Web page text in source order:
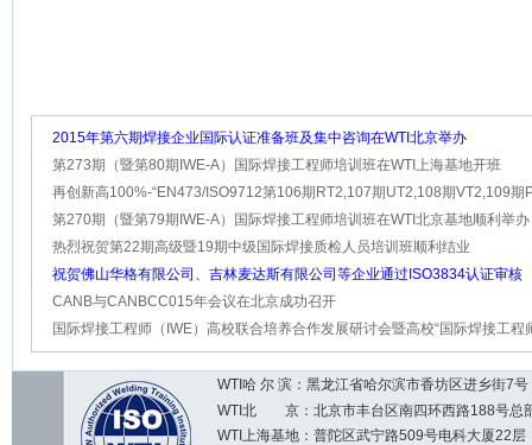
2015年第六期焊接企业国际认证准备班及集中咨询在WTI北京举办
第273期（暨第80期IWE-A）国际焊接工程师培训班在WTI上海基地开班
再创新高100%-“EN473/ISO9712第106期RT2,107期UT2,108期VT2,109期
期MT2及延期研讨班”成功举办
第270期（暨第79期IWE-A）国际焊接工程师培训班在WTI北京基地顺利举办
热烈祝贺第22期高级暨19期中级国际焊接质检人员培训班顺利结业
祝贺佛山华格有限公司、吉林麦达斯有限公司等企业通过ISO3834认证审核
CANB与CANBCC015年会议在北京成功召开
国际焊接工程师（IWE）高校联合培养合作发展研讨会暨高校“国际焊接工程
养基地”授牌仪式和“高校联
WTI哈 尔 滨：黑龙江省哈尔滨市香坊区进乡街
WTI北 京：北京市丰台区南四环西路188号总
WTI上海基地：普陀区武宁路509号电科大厦22层